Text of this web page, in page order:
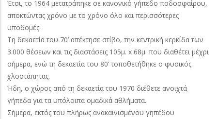
Έτσι, το 1964 μετατράπηκε σε κανονικό γήπεδο ποδοσφαίρου,
αποκτώντας χρόνο με το χρόνο όλο και περισσότερες
υποδομές.
Τη δεκαετία του 70’ απέκτησε στίβο, την κεντρική κερκίδα των
3.000 θέσεων και τις διαστάσεις 105μ. x 68μ. που διαθέτει μέχρι
σήμερα, ενώ τη δεκαετία του 80’ τοποθετήθηκε ο φυσικός
χλοοτάπητας.
Ήδη, ο χώρος από τη δεκαετία του 1970 διέθετε ανοιχτά
γήπεδα για τα υπόλοιπα ομαδικά αθλήματα.
Σήμερα, εκτός του πλήρως ανακαινισμένου γηπέδου